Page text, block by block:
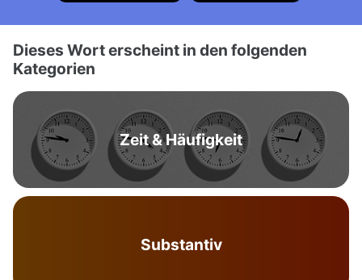
Dieses Wort erscheint in den folgenden
Kategorien
Zeit & Häufigkeit
Substantiv